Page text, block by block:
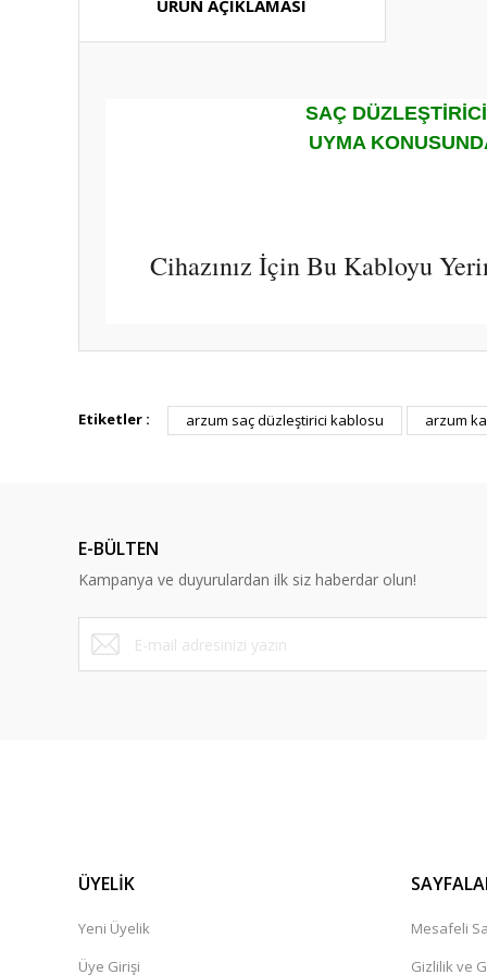
ÜRÜN AÇIKLAMASI
SAÇ
UYMA
Cihazınız İçin Bu Kabloyu
Görüş ve önerileriniz için teşekkür ederiz.
Ürün fiyatı diğer sitelerden daha pahalı.
Bu ürüne benzer farklı alternatifler olmalı.
Etiketler : arzum saç düzleştirici kablosu arzum
E-BÜLTEN
Kampanya ve duyurulardan ilk siz haberdar olun!
ÜYELİK
Yeni Üyelik
Üye Girişi
Mesafeli
Gizlilik ve